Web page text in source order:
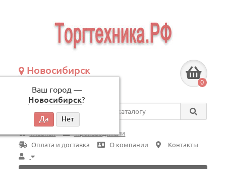
Новосибирск
Ваш город —
Новосибирск?
по будням, с 09:00 до 18:00
0
Везде
Главная
Производители
Оплата и доставка
О компании Контакты